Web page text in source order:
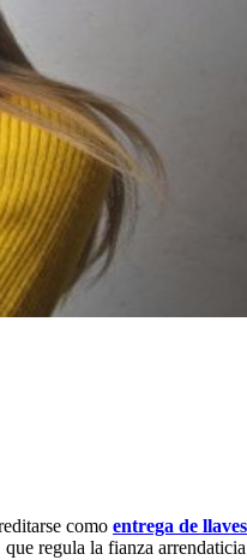
como entrega de llaves
que regula la fianza